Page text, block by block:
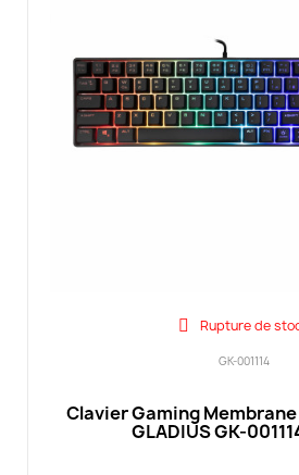
Rupture de
GK-001114
Clavier Gaming Membrane
GLADIUS GK-